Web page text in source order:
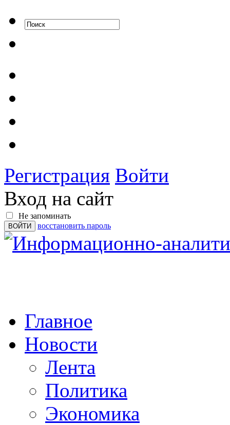
Регистрация Войти
Вход на сайт
Не запоминать
восстановить пароль
Главное
Новости
Лента
Политика
Экономика